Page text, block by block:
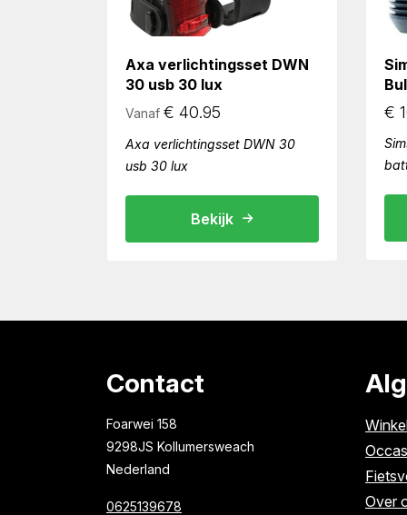
Axa verlichtingsset DWN
30 usb 30 lux
Vanaf € 40.95
Axa verlichtingsset DWN 30
usb 30 lux
Bekijk
€
Contact
Foarwei 158
9298JS Kollumersweach
Nederland
0625139678
Over